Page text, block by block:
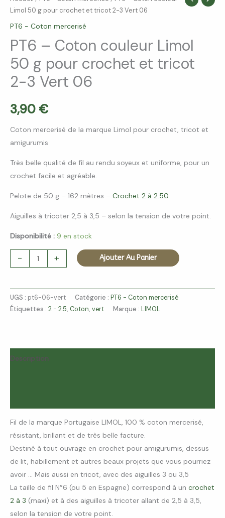
Limol 50 g pour crochet et tricot 2-3 Vert 06
PT6 - Coton mercerisé
PT6 – Coton couleur Limol
50 g pour crochet et tricot
2-3 Vert 06
3,90 €
Coton mercerisé de la marque Limol pour crochet, tricot et
amigurumis
Très belle qualité de fil au rendu soyeux et uniforme, pour un
crochet facile et agréable.
Pelote de 50 g – 162 mètres – Crochet 2 à 2.50
Aiguilles à tricoter 2,5 à 3,5 – selon la tension de votre point.
Disponibilité : 9 en stock
-
de
PT6
-
Coton
couleur
Limol
g
pour
crochet
et
Vert
+ Ajouter Au Panier
UGS : pt6-06-vert Catégorie : PT6 - Coton mercerisé
Étiquettes : 2 - 2.5, Coton, vert Marque : LIMOL
Description
Fil de la marque Portugaise LIMOL, 100 % coton mercerisé,
résistant, brillant et de très belle facture.
Destiné à tout ouvrage en crochet pour amigurumis, dessus
de lit, habillement et autres beaux projets que vous pourriez
avoir … Mais aussi en tricot, avec des aiguilles 3 ou 3,5
La taille de fil N°6 (ou 5 en Espagne) correspond à un crochet
2 à 3 (maxi) et à des aiguilles à tricoter allant de 2,5 à 3,5,
selon la tension de votre point.